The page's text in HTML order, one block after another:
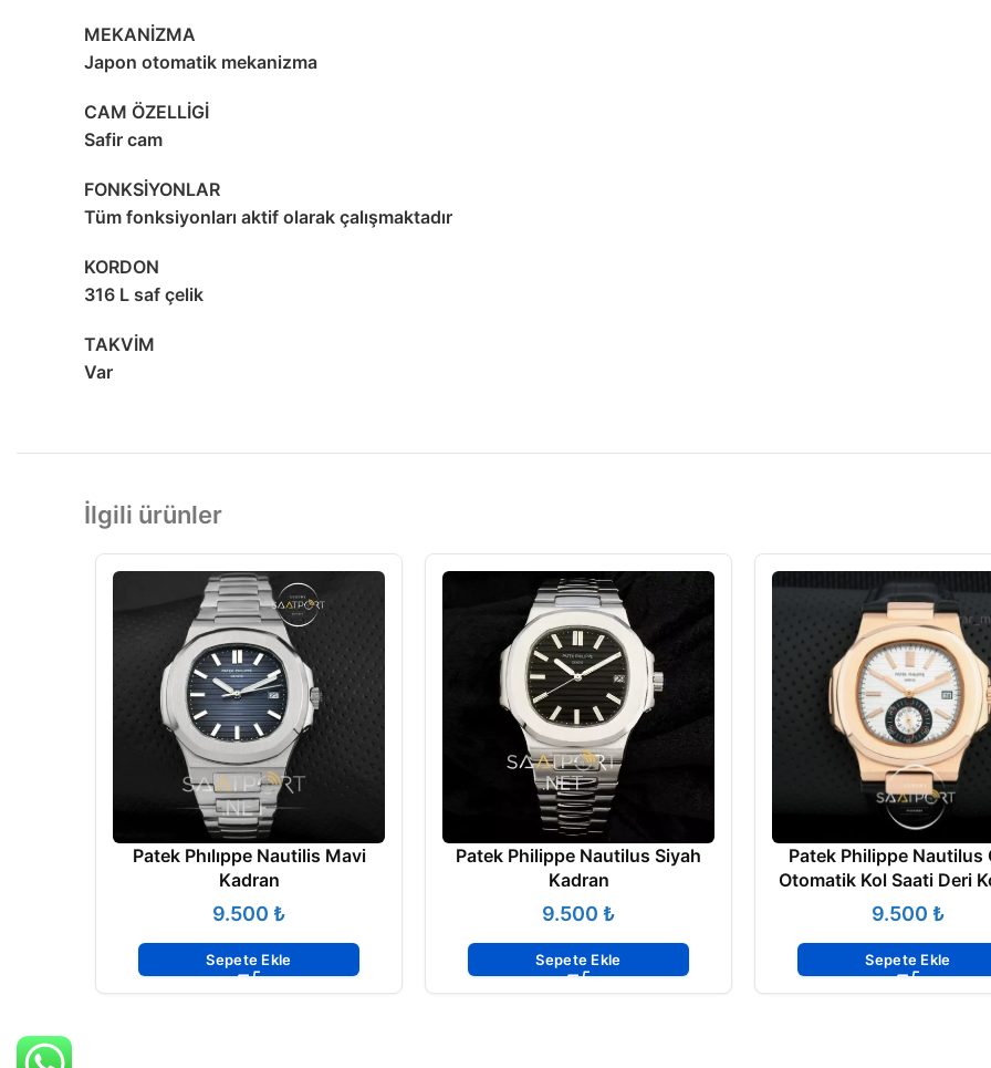
MEKANİZMA
Japon otomatik mekanizma
CAM ÖZELLİGİ
Safir cam
FONKSİYONLAR
Tüm fonksiyonları aktif olarak çalışmaktadır
KORDON
316 L saf çelik
TAKVİM
Var
İlgili ürünler
Patek Phılıppe Nautilis Mavi
Kadran
₺
Sepete Ekle
Patek Philippe Nautilus Siyah
Kadran
₺
Sepete Ekle
Patek Philippe Nautilus
Otomatik Kol Saati Deri
₺
Sepete Ekle